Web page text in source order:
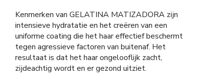
Kenmerken van GELATINA MATIZADORA zijn
intensieve hydratatie en het creëren van een
uniforme coating die het haar effectief beschermt
tegen agressieve factoren van buitenaf. Het
resultaat is dat het haar ongelooflijk zacht,
zijdeachtig wordt en er gezond uitziet.